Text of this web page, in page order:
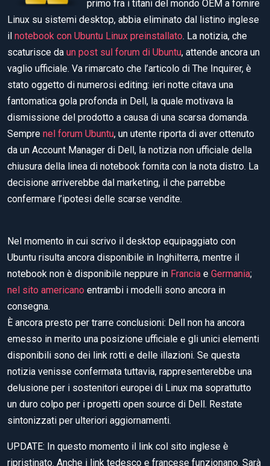
primo fra i titani del mondo OEM a fornire
Linux su sistemi desktop, abbia eliminato dal listino inglese
il notebook con Ubuntu Linux preinstallato. La notizia, che
scaturisce da un post sul forum di Ubuntu, attende ancora un
vaglio ufficiale. Va rimarcato che l’articolo di The Inquirer, è
stato oggetto di numerosi editing: ieri notte citava una
fantomatica gola profonda in Dell, la quale motivava la
dismissione del prodotto a causa di una scarsa domanda.
Sempre nel forum Ubuntu, un utente riporta di aver ottenuto
da un Account Manager di Dell, la notizia non ufficiale della
chiusura della linea di notebook fornita con la nota distro. La
decisione arriverebbe dal marketing, il che parrebbe
confermare l’ipotesi delle scarse vendite.
Nel momento in cui scrivo il desktop equipaggiato con
Ubuntu risulta ancora disponibile in Inghilterra, mentre il
notebook non è disponibile neppure in Francia e Germania;
nel sito americano entrambi i modelli sono ancora in
consegna.
È ancora presto per trarre conclusioni: Dell non ha ancora
emesso in merito una posizione ufficiale e gli unici elementi
disponibili sono dei link rotti e delle illazioni. Se questa
notizia venisse confermata tuttavia, rappresenterebbe una
delusione per i sostenitori europei di Linux ma soprattutto
un duro colpo per i progetti open source di Dell. Restate
sintonizzati per ulteriori aggiornamenti.
UPDATE: In questo momento il link col sito inglese è
ripristinato. Anche i link tedesco e francese funzionano. Sarà